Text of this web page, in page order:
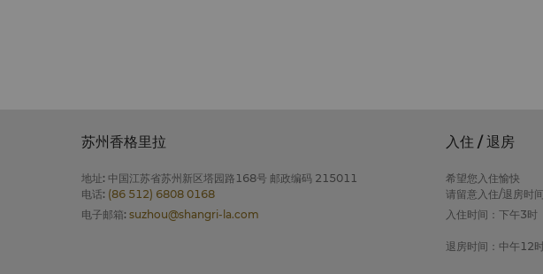
苏州香格里拉
地址: 中国江苏省苏州新区塔园路168号 邮政编码 215011
电话: (86 512) 6808 0168
电子邮箱: suzhou@shangri-la.com
入住 / 退房
希望您入住愉快
请留意入住/退房时
入住时间：下午3时
退房时间：中午12